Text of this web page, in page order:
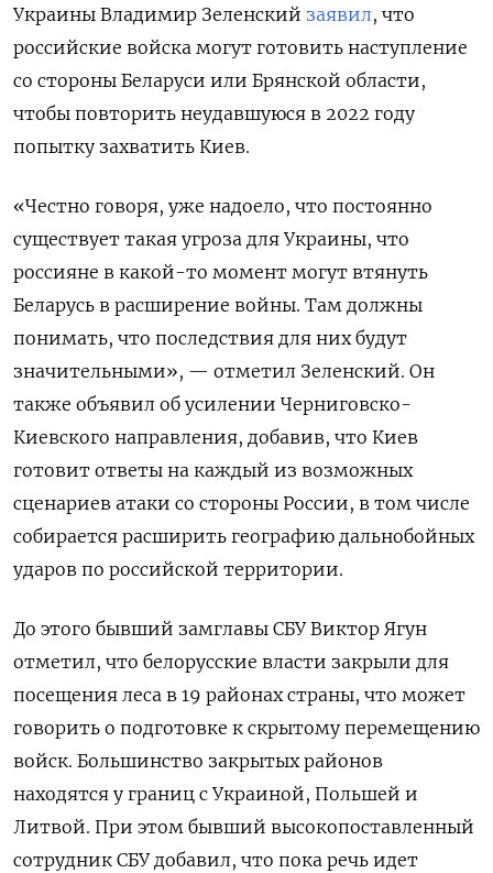
Украины Владимир Зеленский заявил, что
российские войска могут готовить наступление
со стороны Беларуси или Брянской области,
чтобы повторить неудавшуюся в 2022 году
попытку захватить Киев.
«Честно говоря, уже надоело, что постоянно
существует такая угроза для Украины, что
россияне в какой-то момент могут втянуть
Беларусь в расширение войны. Там должны
понимать, что последствия для них будут
значительными», — отметил Зеленский. Он
также объявил об усилении Черниговско-
Киевского направления, добавив, что Киев
готовит ответы на каждый из возможных
сценариев атаки со стороны России, в том числе
собирается расширить географию дальнобойных
ударов по российской территории.
До этого бывший замглавы СБУ Виктор Ягун
отметил, что белорусские власти закрыли для
посещения леса в 19 районах страны, что может
говорить о подготовке к скрытому перемещению
войск. Большинство закрытых районов
находятся у границ с Украиной, Польшей и
Литвой. При этом бывший высокопоставленный
сотрудник СБУ добавил, что пока речь идет